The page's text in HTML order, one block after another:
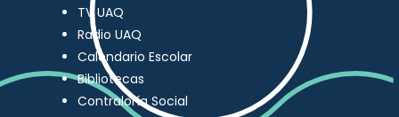
TV UAQ
Radio UAQ
Calendario Escolar
Bibliotecas
Contraloría Social